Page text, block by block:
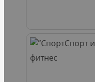
Спорт и
фитнес